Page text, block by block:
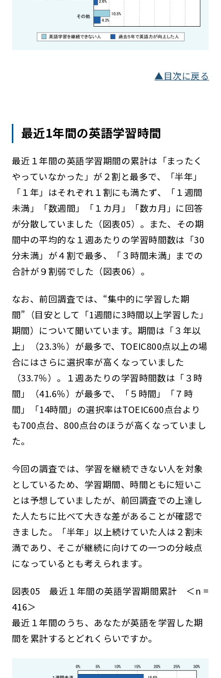
▲目次に戻る
最近1年間の英語学習時間
最近１年間の英語学習期間の累計は「まったく
やっていなかった」が２割と最多で、「半年」
「１年」はそれぞれ１割にも満たず、「１週間
未満」「数週間」「１カ月」「数カ月」に回答
が分散していました（図表05）。また、その期
間中の平均的な１週あたりの学習時間数は「30
分未満」が４割で最多、「３時間未満」までの
合計が９割弱でした（図表06）。
なお、前回調査では、“集中的に学習した期
間”（目安として「1週間に3時間以上学習した」
期間）について聞いています。期間は「３年以
上」（23.3％）が最多で、TOEIC800点以上の場
合にはさらに選択率が高くなっていました
（33.7％）。１週あたりの学習時間数は「３時
間」（41.6％）が最多で、「５時間」「７時
間」「14時間」の選択率はTOEIC600点台より
も700点台、800点台のほうが高くなっていまし
た。
今回の調査では、学習を継続できない人を対象
としているため、学習期間、時間ともに短いこ
とは予想していましたが、前回調査での上達し
た人たちに比べて大きな差があることが確認で
きました。「半年」以上続けていた人は２割未
満であり、そこが継続に向けての一つの分岐点
になっているとも考えられます。
図表05 最近１年間の英語学習期間累計 ＜n =
416＞
最近１年間のうち、あなたが英語を学習した期
間を累計するとどれくらいですか。